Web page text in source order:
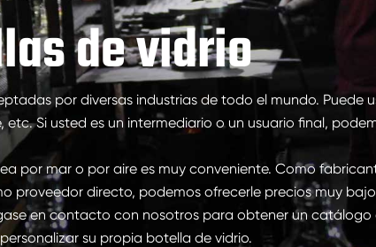
espirituosas
espirituosas
espirituosas
espirituosas
espirituosas
espirituosas
de vidrio
por diversas industrias de todo el mundo. Puede
Si usted es un intermediario o un usuario final,
por mar o por aire es muy conveniente. Como
directo, podemos ofrecerle precios muy
en contacto con nosotros para obtener un
su propia botella de vidrio.